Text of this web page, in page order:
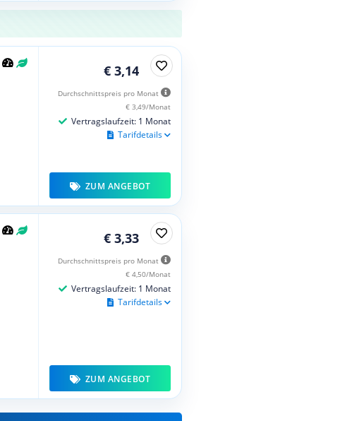
€ 3,14
Durchschnittspreis pro Monat
€ 3,49/Monat
Vertragslaufzeit: 1 Monat
Tarifdetails
ZUM ANGEBOT
€ 3,33
Durchschnittspreis pro Monat
€ 4,50/Monat
Vertragslaufzeit: 1 Monat
Tarifdetails
ZUM ANGEBOT